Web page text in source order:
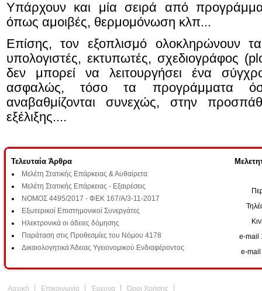
Υπάρχουν και μία σειρά από
όπως αμοιβές, θερμομόνωση κλπ...
Επίσης, τον εξοπλισμό ολοκληρώνουν
υπολογιστές, εκτυπωτές, σχεδιογράφος
δεν μπορεί να λειτουργήσει ένα
ασφαλώς, τόσο τα προγράμματα
αναβαθμίζονται συνεχώς, στην
εξέλιξης....
Τελευταία Άρθρα
Μελέτη Στατικής Επάρκειας & Αυθαίρετα
Μελέτη Στατικής Επάρκειας - Εξαιρέσεις
ΝΟΜΟΣ 4495/2017 - ΦΕΚ 167/Α/3-11-2017
Εξωτερικοί Επιστημονικοί Συνεργάτες
Ηλεκτρονικά οι άδειες δόμησης
Παράταση στις Προθεσμίες του Νόμου 4178
Δικαιολογητικά Άδειας Υγειονομικού Ενδιαφέροντος
e-mail
e-
Αρχική Επικοινωνία Έρευνα Όροι Χρήσης